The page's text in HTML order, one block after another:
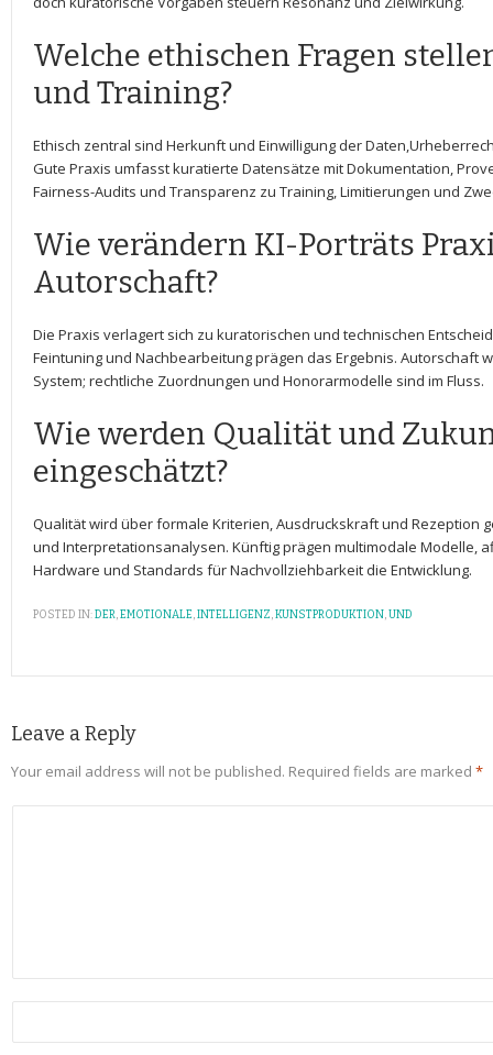
Welche ethischen Fragen
und Training?
Ethisch zentral sind Herkunft und Einwilligung der
Gute Praxis umfasst kuratierte Datensätze mit‍ Dokumentation,
Fairness-Audits und Transparenz zu Training, Limitierungen und
Wie verändern KI-Porträts
Autorschaft?
Die Praxis‌ verlagert sich zu kuratorischen und technischen
Feintuning und Nachbearbeitung prägen das Ergebnis. Autorschaft
System; rechtliche ‍Zuordnungen und Honorarmodelle sind im Fluss.
Wie werden Qualität und
eingeschätzt?
Qualität wird über formale Kriterien, ⁣Ausdruckskraft und Rezeption
und Interpretationsanalysen. Künftig prägen⁤ multimodale Modelle,
Hardware und Standards für Nachvollziehbarkeit die Entwicklung.
POSTED IN:DER,EMOTIONALE,INTELLIGENZ,KUNSTPRODUKTION,UND
Leave a Reply
Your email address will not be published. Required fields are marked *